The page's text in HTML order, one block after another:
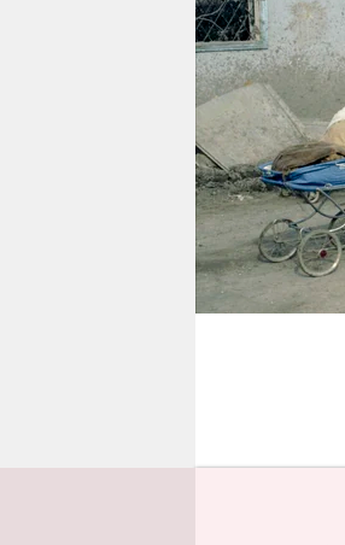
verlag
veranstaltungen
shop
fragen & hilfe
abo